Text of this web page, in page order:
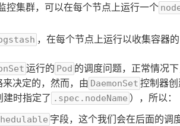
控集群，可以在每个节点上运行一个
，在每个节点上运行以收集容器
运行的 Pod 的调度问题，正常情况下
决定的，然而，由 DaemonSet 控制器
建时指定了 .spec.nodeName ），所以：
字段，这个我们会在后面的调